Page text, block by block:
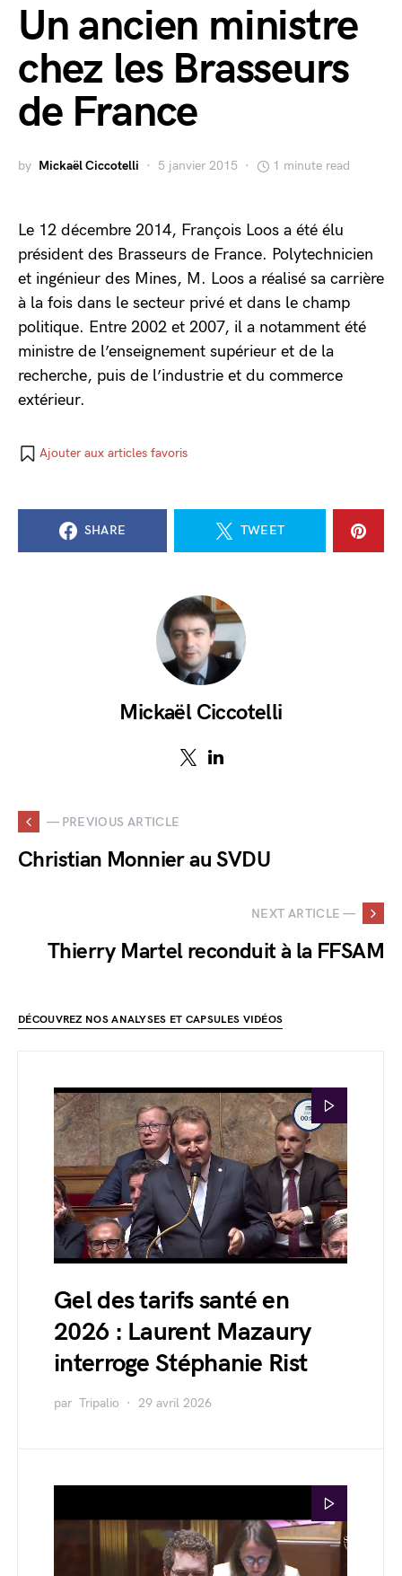
Un ancien ministre
chez les Brasseurs
de France
by Mickaël Ciccotelli 5 janvier 2015 1 minute read
Le 12 décembre 2014, François Loos a été élu
président des Brasseurs de France. Polytechnicien
et ingénieur des Mines, M. Loos a réalisé sa carrière
à la fois dans le secteur privé et dans le champ
politique. Entre 2002 et 2007, il a notamment été
ministre de l’enseignement supérieur et de la
recherche, puis de l’industrie et du commerce
extérieur.
Ajouter aux articles favoris
SHARE TWEET
Mickaël Ciccotelli
— PREVIOUS ARTICLE
Christian Monnier au SVDU
NEXT ARTICLE —
Thierry Martel reconduit à la FFSAM
DÉCOUVREZ NOS ANALYSES ET CAPSULES VIDÉOS
Gel des tarifs santé en
2026 : Laurent Mazaury
interroge Stéphanie Rist
par Tripalio 29 avril 2026